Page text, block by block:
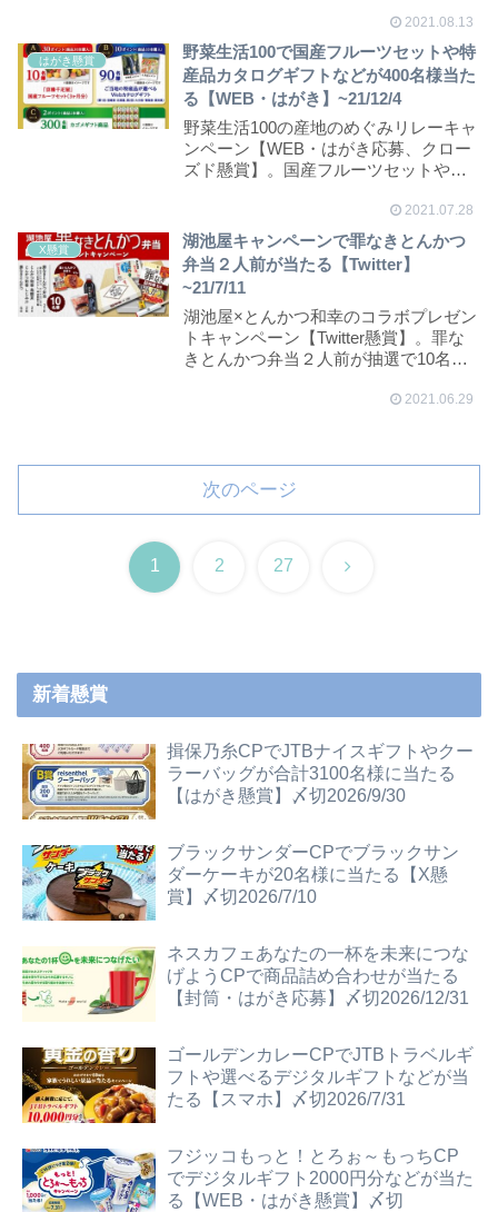
2021.08.13
はがき懸賞
野菜生活100で国産フルーツセットや特
産品カタログギフトなどが400名様当た
る【WEB・はがき】~21/12/4
野菜生活100の産地のめぐみリレーキャ
ンペーン【WEB・はがき応募、クロー
ズド懸賞】。国産フルーツセットや特
2021.07.28
X懸賞
湖池屋キャンペーンで罪なきとんかつ
弁当２人前が当たる【Twitter】
~21/7/11
湖池屋×とんかつ和幸のコラボプレゼン
トキャンペーン【Twitter懸賞】。罪な
きとんかつ弁当２人前が抽選で10名様
2021.06.29
次のページ
1 2 27 次
新着懸賞
揖保乃糸CPでJTBナイスギフトやクー
ラーバッグが合計3100名様に当たる
【はがき懸賞】〆切2026/9/30
ブラックサンダーCPでブラックサン
ダーケーキが20名様に当たる【X懸
賞】〆切2026/7/10
ネスカフェあなたの一杯を未来につな
げようCPで商品詰め合わせが当たる
【封筒・はがき応募】〆切2026/12/31
ゴールデンカレーCPでJTBトラベルギ
フトや選べるデジタルギフトなどが当
たる【スマホ】〆切2026/7/31
フジッコもっと！とろぉ～もっちCP
でデジタルギフト2000円分などが当た
る【WEB・はがき懸賞】〆切